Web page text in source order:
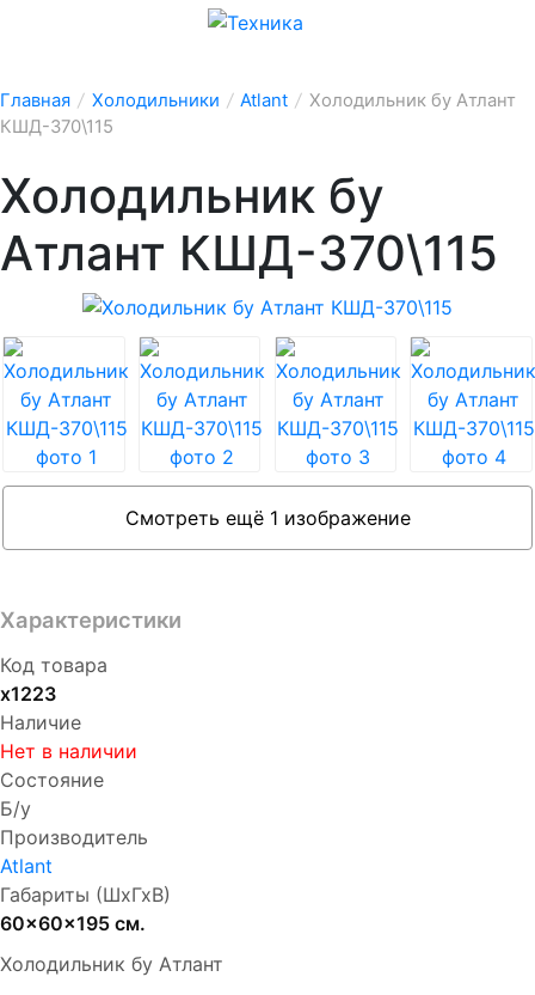
Главная / Холодильники / Atlant / Холодильник бу Атлант
КШД-370\115
Холодильник бу
Атлант КШД-370\115
Смотреть ещё 1 изображение
Характеристики
Код товара
х1223
Наличие
Нет в наличии
Состояние
Б/у
Производитель
Atlant
Габариты (ШхГхВ)
60x60x195 см.
Холодильник бу Атлант